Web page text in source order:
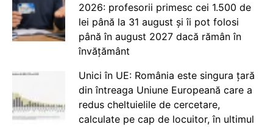
2026: profesorii primesc cei 1.500 de
lei până la 31 august și îi pot folosi
până în august 2027 dacă rămân în
învățământ
Unici în UE: România este singura țară
din întreaga Uniune Europeană care a
redus cheltuielile de cercetare,
calculate pe cap de locuitor, în ultimul